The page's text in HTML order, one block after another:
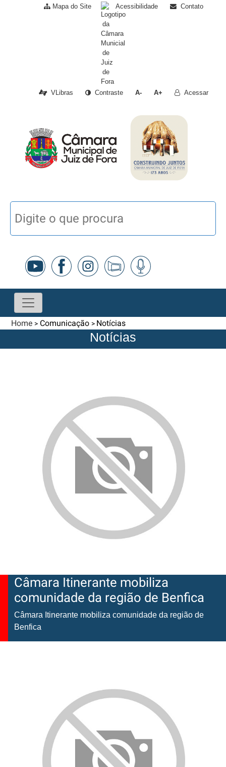
Mapa do Site Acessibilidade Contato
VLibras Contraste A- A+ Acessar
Home > Comunicação > Notícias
Notícias
Câmara Itinerante mobiliza
comunidade da região de Benfica
Câmara Itinerante mobiliza comunidade da região de
Benfica